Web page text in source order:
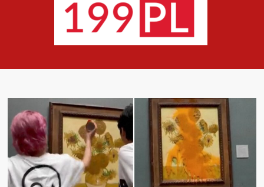
świat